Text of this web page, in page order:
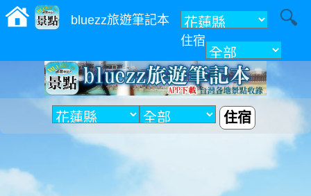
bluezz旅遊筆記本
住宿
附近
住宿